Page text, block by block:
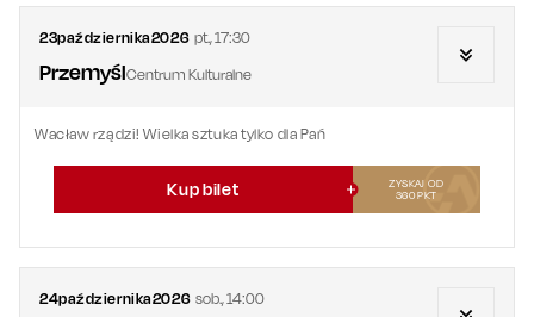
23października2026 pt.,17:30
PrzemyślCentrum Kulturalne
Wacław rządzi! Wielka sztuka tylko dla Pań
Kup bilet
ZYSKAJ OD
360PKT
24października2026 sob.,14:00